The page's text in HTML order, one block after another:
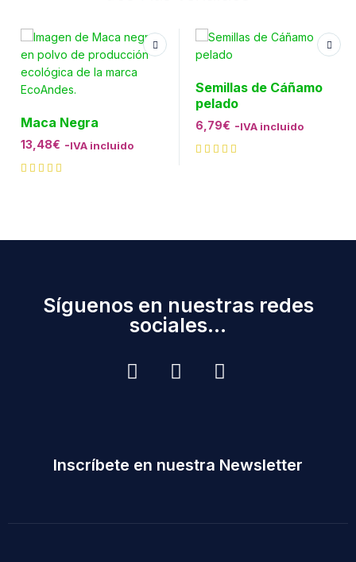
Maca Negra
13,48€ -IVA incluido
Semillas de Cáñamo
pelado
6,79€ -IVA incluido
Síguenos en nuestras redes
sociales...
Inscríbete en nuestra Newsletter